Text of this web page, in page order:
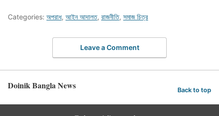
Categories: অপরাধ, আইন আদালত, রাজনীতি, সমাজ চিত্র
Leave a Comment
Doinik Bangla News Back to top